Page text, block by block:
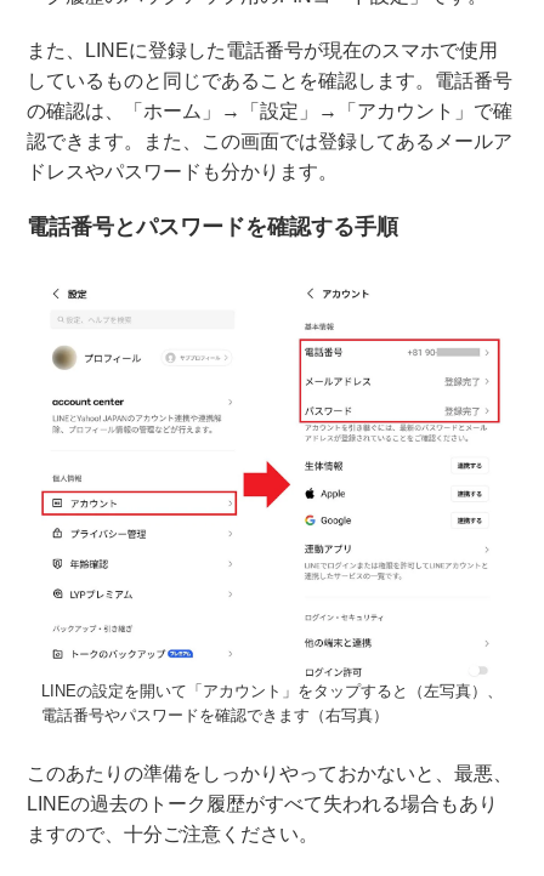
また、LINEに登録した電話番号が現在のスマホで使用
しているものと同じであることを確認します。電話番号
の確認は、「ホーム」→「設定」→「アカウント」で確
認できます。また、この画面では登録してあるメールア
ドレスやパスワードも分かります。
電話番号とパスワードを確認する手順
LINEの設定を開いて「アカウント」をタップすると（左写真）、
電話番号やパスワードを確認できます（右写真）
このあたりの準備をしっかりやっておかないと、最悪、
LINEの過去のトーク履歴がすべて失われる場合もあり
ますので、十分ご注意ください。